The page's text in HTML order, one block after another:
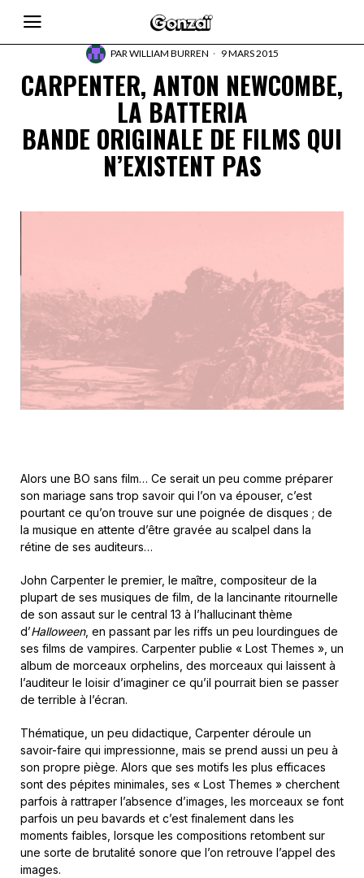
PARWILLIAM BURREN 9 MARS 2015
CARPENTER, ANTON NEWCOMBE,
LA BATTERIA
BANDE ORIGINALE DE FILMS QUI
N’EXISTENT PAS
Alors une BO sans film… Ce serait un peu comme préparer
son mariage sans trop savoir qui l’on va épouser, c’est
pourtant ce qu’on trouve sur une poignée de disques ; de
la musique en attente d’être gravée au scalpel dans la
rétine de ses auditeurs…
John Carpenter le premier, le maître, compositeur de la
plupart de ses musiques de film, de la lancinante ritournelle
de son assaut sur le central 13 à l’hallucinant thème
d’Halloween, en passant par les riffs un peu lourdingues de
ses films de vampires. Carpenter publie « Lost Themes », un
album de morceaux orphelins, des morceaux qui laissent à
l’auditeur le loisir d’imaginer ce qu’il pourrait bien se passer
de terrible à l’écran.
Thématique, un peu didactique, Carpenter déroule un
savoir-faire qui impressionne, mais se prend aussi un peu à
son propre piège. Alors que ses motifs les plus efficaces
sont des pépites minimales, ses « Lost Themes » cherchent
parfois à rattraper l’absence d’images, les morceaux se font
parfois un peu bavards et c’est finalement dans les
moments faibles, lorsque les compositions retombent sur
une sorte de brutalité sonore que l’on retrouve l’appel des
images.